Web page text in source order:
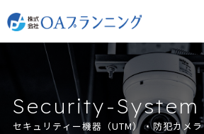
to
content
Security-System
セキュリティー機器（UTM）・防犯カメラ